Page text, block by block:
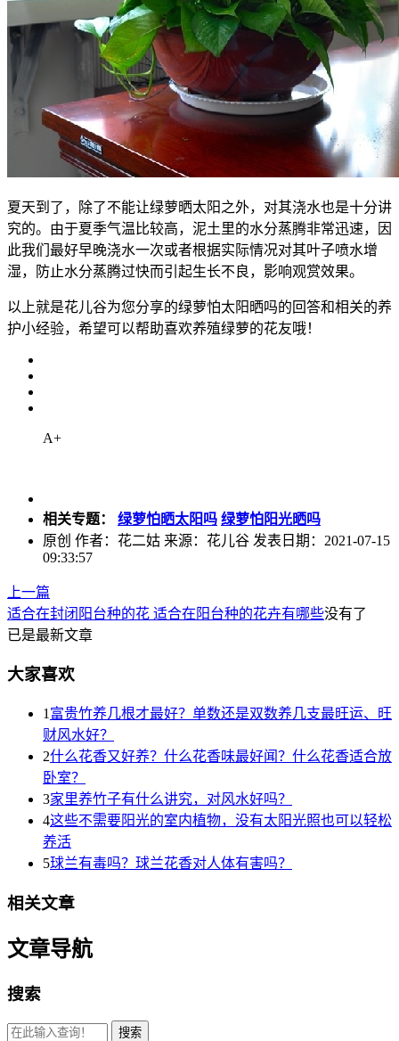
夏天到了，除了不能让绿萝晒太阳之外，对其浇水也是十分讲
究的。由于夏季气温比较高，泥土里的水分蒸腾非常迅速，因
此我们最好早晚浇水一次或者根据实际情况对其叶子喷水增
湿，防止水分蒸腾过快而引起生长不良，影响观赏效果。
以上就是花儿谷为您分享的绿萝怕太阳晒吗的回答和相关的养
护小经验，希望可以帮助喜欢养殖绿萝的花友哦！
A+
相关专题： 绿萝怕晒太阳吗 绿萝怕阳光晒吗
原创 作者：花二姑 来源：花儿谷 发表日期：2021-07-15
09:33:57
上一篇
适合在封闭阳台种的花 适合在阳台种的花卉有哪些没有了
已是最新文章
大家喜欢
1 富贵竹养几根才最好？单数还是双数养几支最旺运、旺
财风水好？
2什么花香又好养？什么花香味最好闻？什么花香适合放
卧室？
3家里养竹子有什么讲究，对风水好吗？
4这些不需要阳光的室内植物，没有太阳光照也可以轻松
养活
5球兰有毒吗？球兰花香对人体有害吗？
相关文章
文章导航
搜索